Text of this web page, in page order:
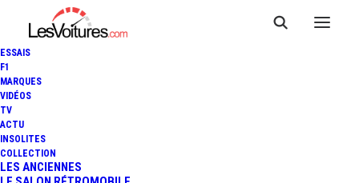
ESSAIS
F1
MARQUES
VIDÉOS
TV
ACTU
INSOLITES
COLLECTION
LES ANCIENNES